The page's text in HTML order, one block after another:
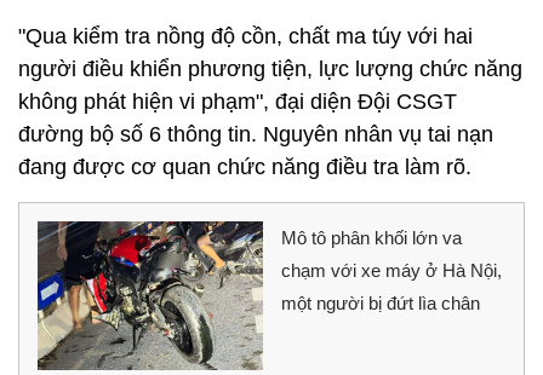
"Qua kiểm tra nồng độ cồn, chất ma túy với hai
người điều khiển phương tiện, lực lượng chức năng
không phát hiện vi phạm", đại diện Đội CSGT
đường bộ số 6 thông tin. Nguyên nhân vụ tai nạn
đang được cơ quan chức năng điều tra làm rõ.
Mô tô phân khối lớn va
chạm với xe máy ở Hà Nội,
một người bị đứt lìa chân